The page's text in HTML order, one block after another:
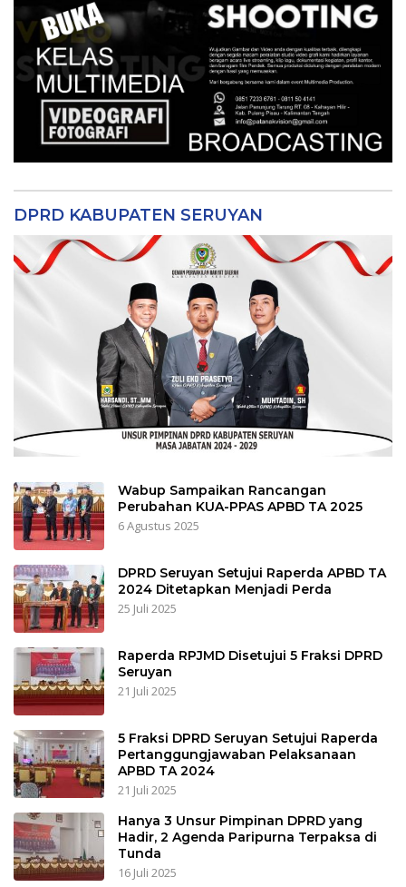
DPRD KABUPATEN SERUYAN
Wabup Sampaikan Rancangan
Perubahan KUA-PPAS APBD TA 2025
6 Agustus 2025
DPRD Seruyan Setujui Raperda APBD TA
2024 Ditetapkan Menjadi Perda
25 Juli 2025
Raperda RPJMD Disetujui 5 Fraksi DPRD
Seruyan
21 Juli 2025
5 Fraksi DPRD Seruyan Setujui Raperda
Pertanggungjawaban Pelaksanaan
APBD TA 2024
21 Juli 2025
Hanya 3 Unsur Pimpinan DPRD yang
Hadir, 2 Agenda Paripurna Terpaksa di
Tunda
16 Juli 2025